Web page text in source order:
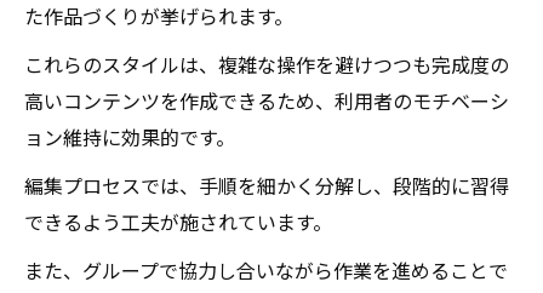
た作品づくりが挙げられます。
これらのスタイルは、複雑な操作を避けつつも完成度の
高いコンテンツを作成できるため、利用者のモチベーシ
ョン維持に効果的です。
編集プロセスでは、手順を細かく分解し、段階的に習得
できるよう工夫が施されています。
また、グループで協力し合いながら作業を進めることで